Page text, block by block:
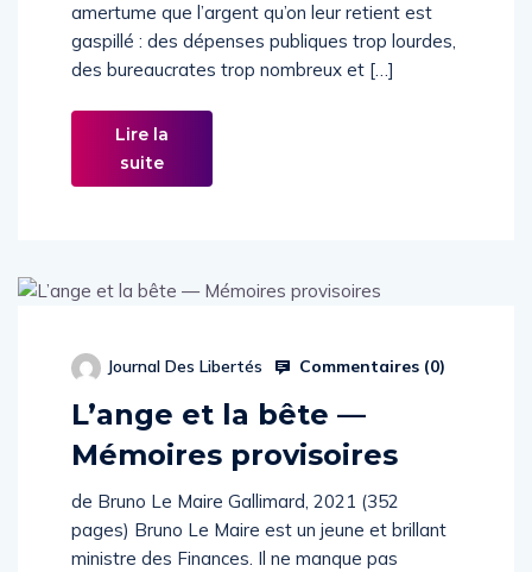
amertume que l’argent qu’on leur retient est
gaspillé : des dépenses publiques trop lourdes,
des bureaucrates trop nombreux et […]
Lire la
suite
Journal Des Libertés Commentaires (0)
L’ange et la bête —
Mémoires provisoires
de Bruno Le Maire Gallimard, 2021 (352
pages) Bruno Le Maire est un jeune et brillant
ministre des Finances. Il ne manque pas